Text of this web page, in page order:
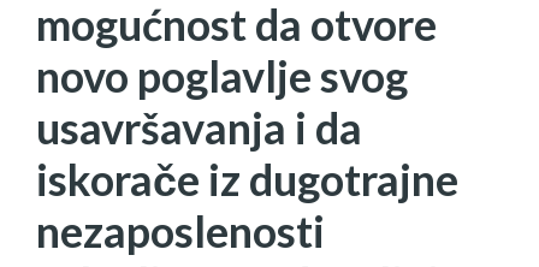
mogućnost da otvore
novo poglavlje svog
usavršavanja i da
iskorače iz dugotrajne
nezaposlenosti